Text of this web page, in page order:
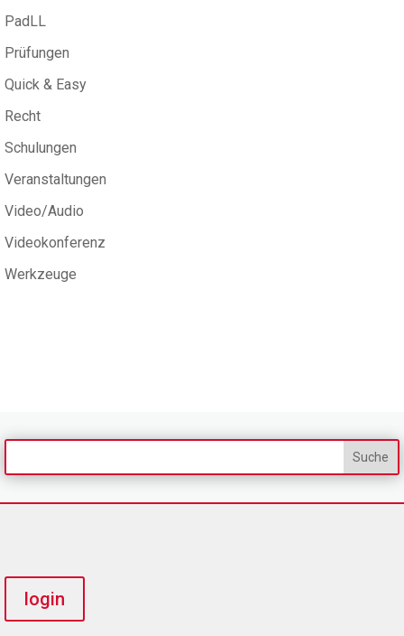
PadLL
Prüfungen
Quick & Easy
Recht
Schulungen
Veranstaltungen
Video/Audio
Videokonferenz
Werkzeuge
login